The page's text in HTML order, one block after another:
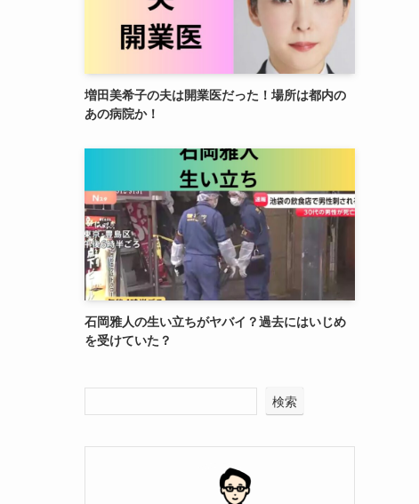
増田美希子の夫は開業医だった！場所は都内の
あの病院か！
石岡雅人の生い立ちがヤバイ？過去にはいじめ
を受けていた？
検索